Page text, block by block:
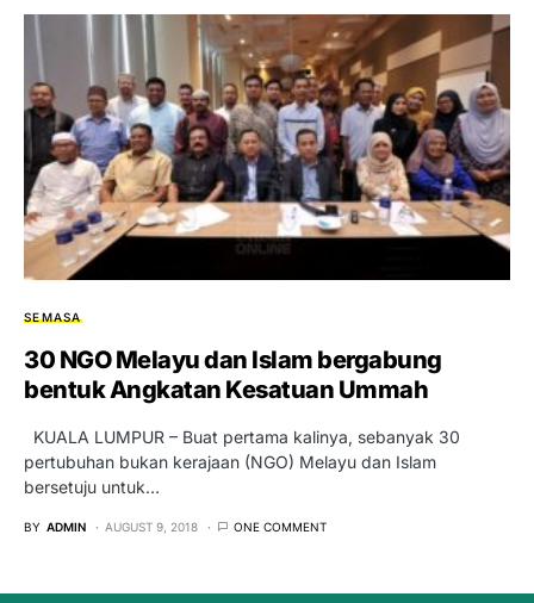
SEMASA
30 NGO Melayu dan Islam bergabung
bentuk Angkatan Kesatuan Ummah
KUALA LUMPUR – Buat pertama kalinya, sebanyak 30
pertubuhan bukan kerajaan (NGO) Melayu dan Islam
bersetuju untuk…
BY ADMIN AUGUST 9, 2018 ONE COMMENT